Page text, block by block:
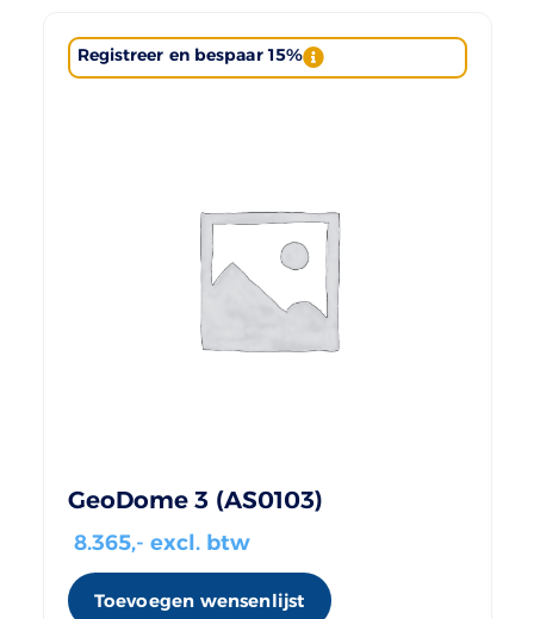
Registreer en bespaar 15%
GeoDome 3 (AS0103)
8.365,- excl. btw
Toevoegen wensenlijst